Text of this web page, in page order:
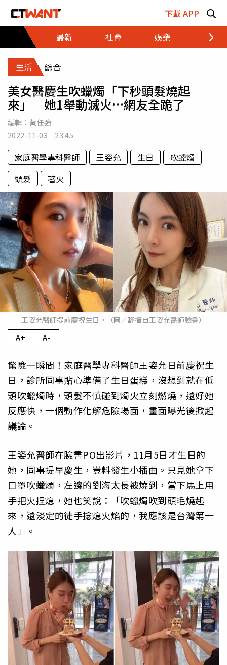
下載 APP
最新
社會 娛樂 財經
生活 綜合
美女醫慶生吹蠟燭「下秒頭髮燒起
來」 她1舉動滅火…網友全跪了
編輯： 黃任強
2022-11-03 23:45
家庭醫學專科醫師 王姿允 生日
吹蠟燭
頭髮
著火
王姿允醫師提前慶祝生日。（圖／翻攝自王姿允醫師臉書）
A+ A-
驚險一瞬間！家庭醫學專科醫師王姿允日前慶祝生
日，診所同事貼心準備了生日蛋糕，沒想到就在低
頭吹蠟燭時，頭髮不慎碰到燭火立刻燃燒，還好她
反應快，一個動作化解危險場面，畫面曝光後掀起
議論。
王姿允醫師在臉書PO出影片，11月5日才生日的
她，同事提早慶生，豈料發生小插曲。只見她拿下
口罩吹蠟燭，左邊的劉海太長被燒到，當下馬上用
手把火捏熄，她也笑說：「吹蠟燭吹到頭毛燒起
來，還淡定的徒手捻熄火焰的，我應該是台灣第一
人」。